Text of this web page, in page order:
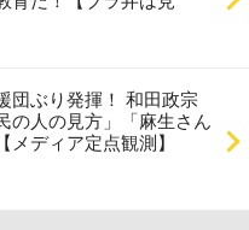
団ぶり発揮！ 和田政宗
の人の見方」「麻生さん
ディア定点観測】